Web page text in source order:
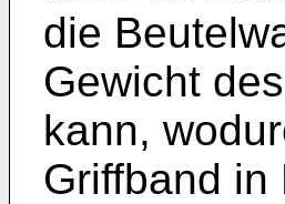
die
Gewicht
kann,
Griffband